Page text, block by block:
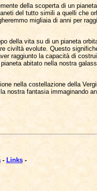
della scoperta di un
del tutto simili a quelli che
migliaia di anni per
della vita su di un pianeta
civiltà evolute. Questo
raggiunto la capacità di
abitato nella nostra
nella costellazione della
nostra fantasia immaginando
- Links-